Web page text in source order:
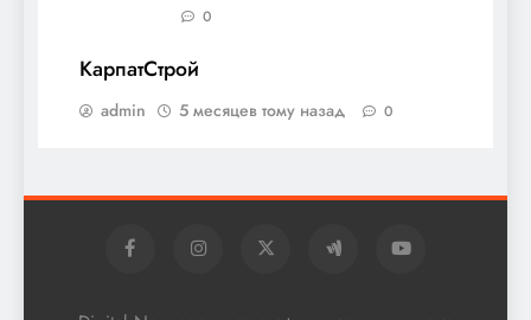
0
КарпатСтрой
admin 5 месяцев тому назад 0